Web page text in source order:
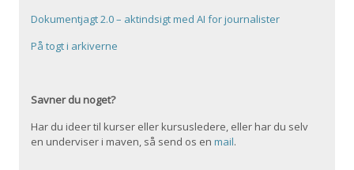
Dokumentjagt 2.0 – aktindsigt med AI for journalister
På togt i arkiverne
Savner du noget?
Har du ideer til kurser eller kursusledere, eller har du selv
en underviser i maven, så send os enmail.